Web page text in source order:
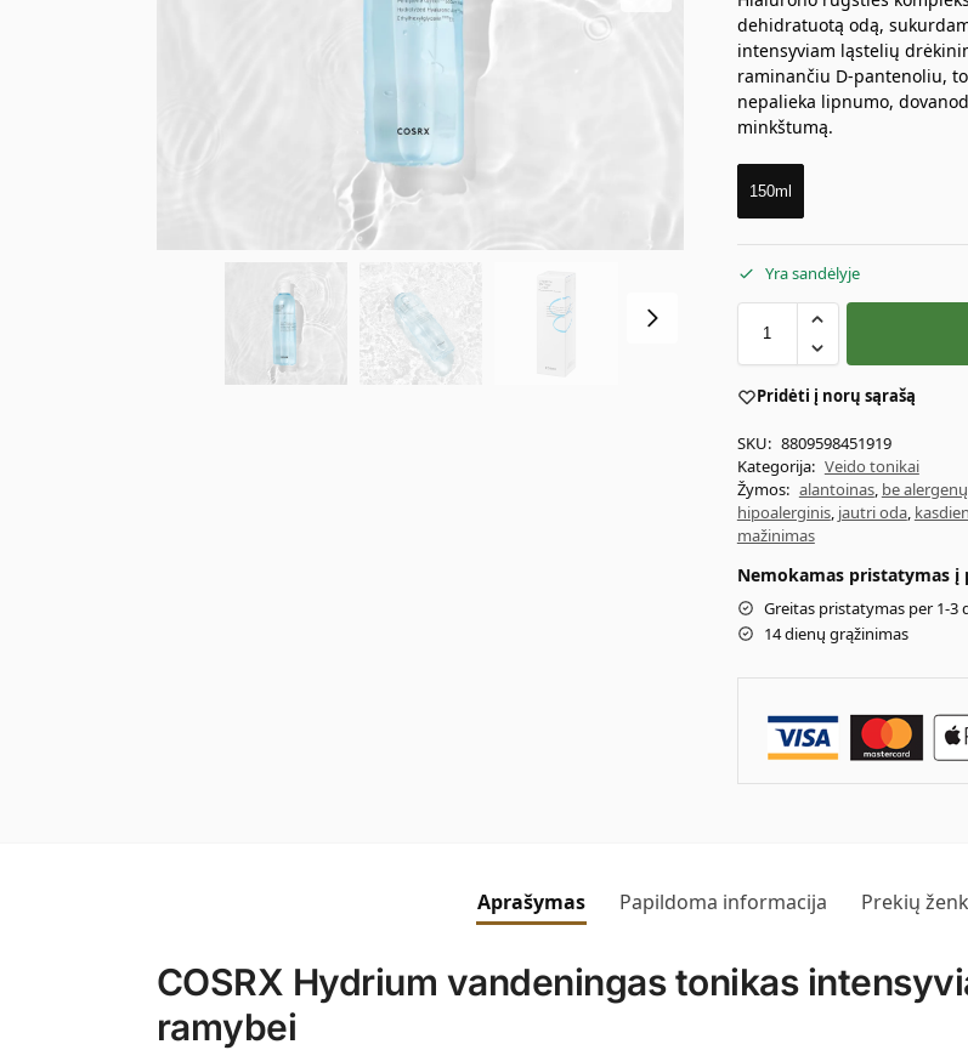
dehidratuotą odą,
intensyviam ląstelių
raminančiu D-pantenoliu,
nepalieka lipnumo,
minkštumą.
150ml
Yra sandėlyje
Pridėti į norų sąrašą
SKU: 8809598451919
Kategorija: Veido tonikai
Žymos: alantoinas, be alergenų
hipoalerginis, jautri oda,
mažinimas
Nemokamas pristatymas į
Greitas pristatymas per 1-3
14 dienų grąžinimas
Aprašymas Papildoma informacija Prekių
COSRX Hydrium vandeningas tonikas
ramybei